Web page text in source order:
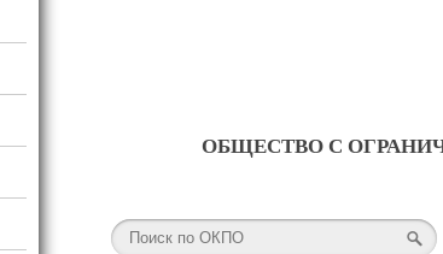
ОБЩЕСТВО С